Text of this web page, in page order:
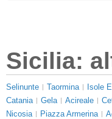
Sicilia:
Selinunte Taormina Isole
Catania
Gela Acireale
Nicosia
Piazza Armerina